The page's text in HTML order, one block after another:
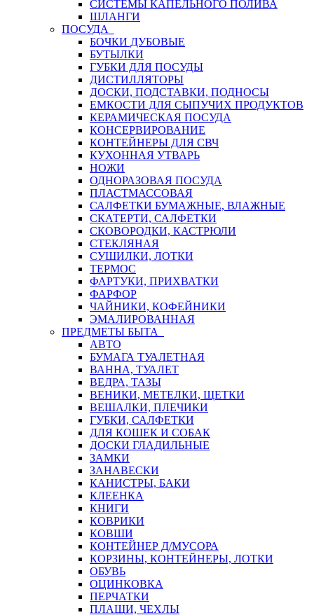
СИСТЕМЫ КАПЕЛЬНОГО ПОЛИВА
ШЛАНГИ
ПОСУДА
БОЧКИ ДУБОВЫЕ
БУТЫЛКИ
ГУБКИ ДЛЯ ПОСУДЫ
ДИСТИЛЛЯТОРЫ
ДОСКИ, ПОДСТАВКИ, ПОДНОСЫ
ЕМКОСТИ ДЛЯ СЫПУЧИХ ПРОДУКТОВ
КЕРАМИЧЕСКАЯ ПОСУДА
КОНСЕРВИРОВАНИЕ
КОНТЕЙНЕРЫ ДЛЯ СВЧ
КУХОННАЯ УТВАРЬ
НОЖИ
ОДНОРАЗОВАЯ ПОСУДА
ПЛАСТМАССОВАЯ
САЛФЕТКИ БУМАЖНЫЕ, ВЛАЖНЫЕ
СКАТЕРТИ, САЛФЕТКИ
СКОВОРОДКИ, КАСТРЮЛИ
СТЕКЛЯНАЯ
СУШИЛКИ, ЛОТКИ
ТЕРМОС
ФАРТУКИ, ПРИХВАТКИ
ФАРФОР
ЧАЙНИКИ, КОФЕЙНИКИ
ЭМАЛИРОВАННАЯ
ПРЕДМЕТЫ БЫТА
АВТО
БУМАГА ТУАЛЕТНАЯ
ВАННА, ТУАЛЕТ
ВЕДРА, ТАЗЫ
ВЕНИКИ, МЕТЕЛКИ, ЩЕТКИ
ВЕШАЛКИ, ПЛЕЧИКИ
ГУБКИ, САЛФЕТКИ
ДЛЯ КОШЕК И СОБАК
ДОСКИ ГЛАДИЛЬНЫЕ
ЗАМКИ
ЗАНАВЕСКИ
КАНИСТРЫ, БАКИ
КЛЕЕНКА
КНИГИ
КОВРИКИ
КОВШИ
КОНТЕЙНЕР Д/МУСОРА
КОРЗИНЫ, КОНТЕЙНЕРЫ, ЛОТКИ
ОБУВЬ
ОЦИНКОВКА
ПЕРЧАТКИ
ПЛАЩИ, ЧЕХЛЫ